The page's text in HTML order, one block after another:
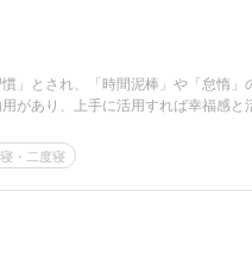
」とされ、「時間泥棒」や「怠惰
があり、上手に活用すれば幸福感
・二度寝